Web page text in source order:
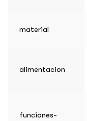
material
alimentacion
funciones-